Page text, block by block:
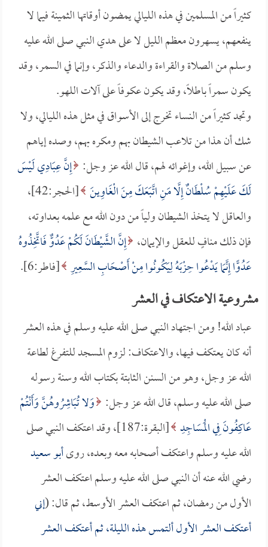
كثيراً من المسلمين في هذه الليالي يمضون أوقاتها الثمينة فيما لا
ينفعهم، يسهرون معظم الليل لا على هدي النبي صلى الله عليه
وسلم من الصلاة والقراءة والدعاء والذكر، وإنما في السمر، وقد
يكون سمراً باطلاً، وقد يكون عكوفاً على آلات اللهو.
وتجد كثيراً من النساء تخرج إلى الأسواق في مثل هذه الليالي، ولا
شك أن هذا من تلاعب الشيطان بهم ومكره بهم، وصده إياهم
عن سبيل الله، وإغوائه لهم، قال الله عز وجل: إِنَّ عِبَادِي لَيْسَ
لَكَ عَلَيْهِمْ سُلْطَانٌ إِلَّا مَنِ اتَّبَعَكَ مِنَ الْغَاوِينَ
[الحجر:42]،
والعاقل لا يتخذ الشيطان ولياً من دون الله مع علمه بعداوته،
فإن ذلك منافٍ للعقل والإيمان، إِنَّ الشَّيْطَانَ لَكُمْ عَدُوٌّ فَاتَّخِذُوهُ
عَدُوًّا إِنَّمَا يَدْعُوا حِزْبَهُ لِيَكُونُوا مِنْ أَصْحَابِ السَّعِيرِ [فاطر:6].
مشروعية الاعتكاف في العشر
عباد الله! ومن اجتهاد النبي صلى الله عليه وسلم في هذه العشر
أنه كان يعتكف فيها، والاعتكاف: لزوم المسجد للتفرغ لطاعة
الله عز وجل، وهو من السنن الثابتة بكتاب الله وسنة رسوله
صلى الله عليه وسلم، قال الله عز وجل: وَلا تُبَاشِرُوهُنَّ وَأَنْتُمْ
عَاكِفُونَ فِي الْمَسَاجِدِ
[البقرة:187]، وقد اعتكف النبي صلى
الله عليه وسلم واعتكف أصحابه معه وبعده، روىأبو سعيد
رضي الله عنه أن النبي صلى الله عليه وسلم اعتكف العشر
الأول من رمضان، ثم اعتكف العشر الأوسط، ثم قال: (إني
أعتكف العشر الأول ألتمس هذه الليلة، ثم أعتكف العشر